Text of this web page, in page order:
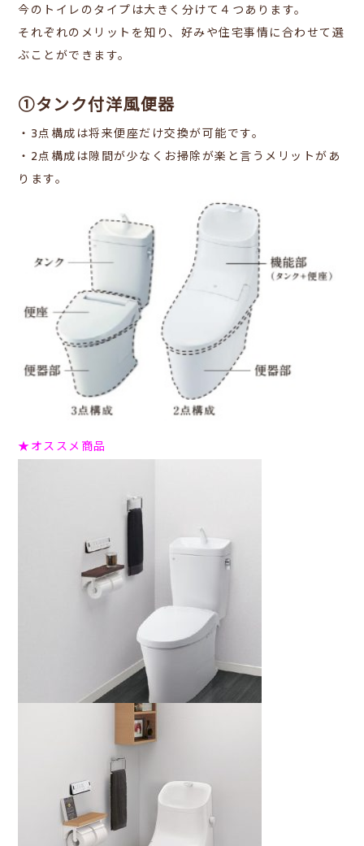
今のトイレのタイプは大きく分けて４つあります。
それぞれのメリットを知り、好みや住宅事情に合わせて選
ぶことができます。
①タンク付洋風便器
・3点構成は将来便座だけ交換が可能です。
・2点構成は隙間が少なくお掃除が楽と言うメリットがあ
ります。
★オススメ商品